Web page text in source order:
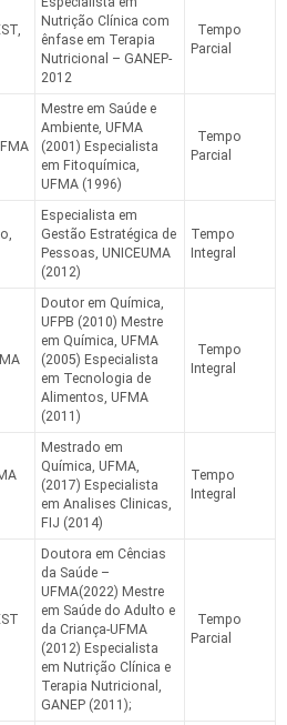
Nutrição Clínica com
ênfase em Terapia
Nutricional – GANEP-
2012
Tempo
Parcial
Mestre em Saúde e
Ambiente, UFMA
(2001) Especialista
em Fitoquímica,
UFMA (1996)
Tempo
Parcial
Especialista em
Gestão Estratégica de
Pessoas, UNICEUMA
(2012)
Tempo
Integral
Doutor em Química,
UFPB (2010) Mestre
em Química, UFMA
(2005) Especialista
em Tecnologia de
Alimentos, UFMA
(2011)
Tempo
Integral
Mestrado em
Química, UFMA,
(2017) Especialista
em Analises Clinicas,
FIJ (2014)
Tempo
Integral
Doutora em Cências
da Saúde –
UFMA(2022) Mestre
em Saúde do Adulto e
da Criança-UFMA
(2012) Especialista
em Nutrição Clínica e
Terapia Nutricional,
GANEP (2011);
Tempo
Parcial